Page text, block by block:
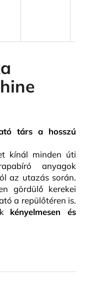
társ a hosszú
kínál minden úti
anyagok
az utazás során.
gördülő kerekei
a repülőtéren is.
kényelmesen és